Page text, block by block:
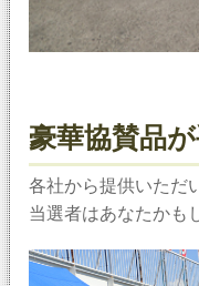
豪華協賛品
各社から提供いただ
当選者はあなたかも